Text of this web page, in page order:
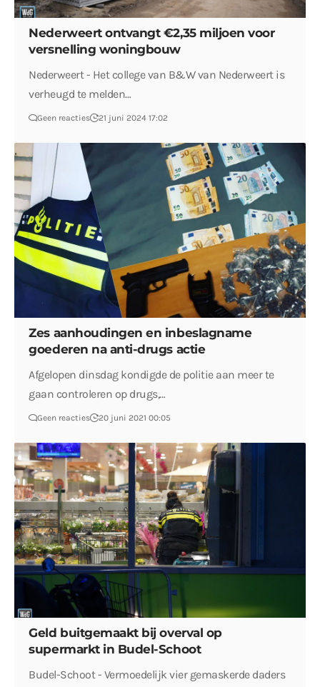
Nederweert ontvangt €2,35 miljoen voor
versnelling woningbouw
Nederweert - Het college van B&W van Nederweert is
verheugd te melden…
Geen reacties 21 juni 2024 17:02
Zes aanhoudingen en inbeslagname
goederen na anti-drugs actie
Afgelopen dinsdag kondigde de politie aan meer te
gaan controleren op drugs,…
Geen reacties 20 juni 2021 00:05
Geld buitgemaakt bij overval op
supermarkt in Budel-Schoot
Budel-Schoot - Vermoedelijk vier gemaskerde daders